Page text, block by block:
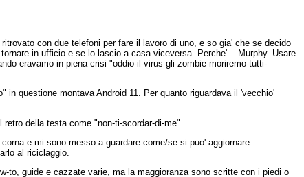
con due telefoni per fare il lavoro di uno, e so gia' che se decido
in ufficio e se lo lascio a casa viceversa. Perche'... Murphy. Usare
eravamo in piena crisi "oddio-il-virus-gli-zombie-moriremo-tutti-
questione montava Android 11. Per quanto riguardava il 'vecchio'
della testa come "non-ti-scordar-di-me".
e mi sono messo a guardare come/se si puo' aggiornare
al riciclaggio.
to, guide e cazzate varie, ma la maggioranza sono scritte con i piedi o